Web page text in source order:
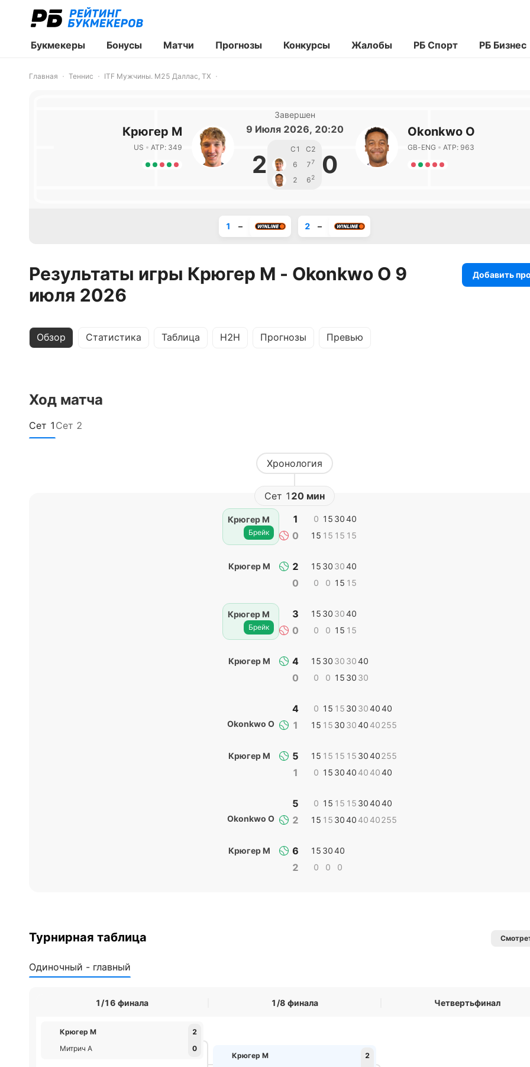
Букмекеры Бонусы Матчи Прогнозы Конкурсы Жалобы РБ Спорт РБ Бизнес
Главная Теннис ITF Мужчины. M25 Даллас, TX
Крюгер М
US ATP: 349
Завершен
9 Июля 2026, 20:20
2
С1
С2
6
77
2 62 0
Okonkwo О
GB-ENG ATP: 963
1 – 2 –
Результаты игры Крюгер М - Okonkwo О 9
июля 2026
Добавить
Обзор Статистика Таблица H2H Прогнозы Превью
Ход матча
Сет 1 Сет 2
Хронология
Сет 1 20 мин
Крюгер М
Брейк
1
0
0
15
15
15
30
15
40
15
Крюгер М
2
0
15
0
30
0
30
15
40
15
Крюгер М
Брейк
3
0
15
0
30
0
30
15
40
15
Крюгер М
4
0
15
0
30
0
30
15
30
30
40
30
Okonkwo О
4
1
0
15
15
15
15
30
30
30
30
40
40
40
40
255
Крюгер М
5
1
15
0
15
15
15
30
15
40
30
40
40
40
255
40
Okonkwo О
5
2
0
15
15
15
15
30
15
40
30
40
40
40
40
255
Крюгер М
6
2
15
0
30
0
40
0
Турнирная таблица
Одиночный - главный
1/16 финала
Крюгер М
2
Митрич А
0
1/8 финала
Крюгер М
2
Четвертьфинал